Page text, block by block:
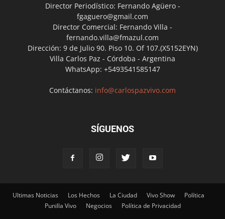
Director Periodístico: Fernando Agüero -
fgaguero@gmail.com
Director Comercial: Fernando Villa -
fernando.villa@fmazul.com
Dirección: 9 de Julio 90. Piso 10. Of 107.(X5152EYN)
Villa Carlos Paz - Córdoba - Argentina
WhatsApp: +5493541585147
Contáctanos: info@carlospazvivo.com
SÍGUENOS
Ultimas Noticias Los Hechos La Ciudad Vivo Show
Política
Punilla Vivo
Negocios Política de Privacidad